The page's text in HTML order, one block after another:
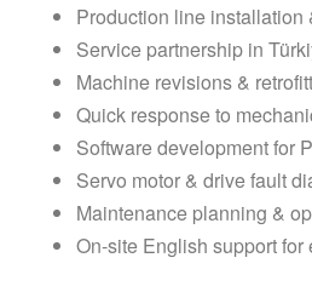
Production line installation
Service partnership in
Machine revisions &
Quick response to
Software development for
Servo motor & drive fault
Maintenance planning &
On-site English support